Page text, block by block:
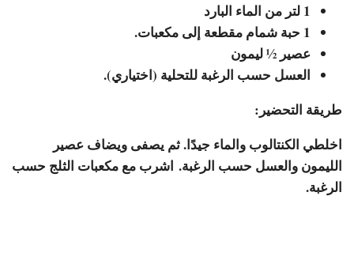
1 لتر من الماء البارد
1 حبة شمام مقطعة إلى مكعبات.
عصير ½ ليمون
العسل حسب الرغبة للتحلية (اختياري).
طريقة التحضير:
اخلطي الكنتالوب والماء جيدًا. ثم يصفى ويضاف عصير
الليمون والعسل حسب الرغبة. اشرب مع مكعبات الثلج حسب
الرغبة.